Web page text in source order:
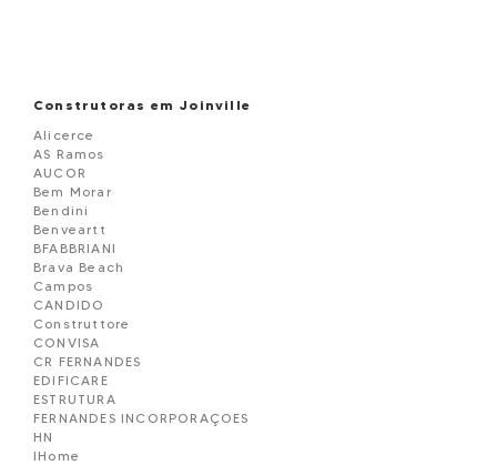
Construtoras em Joinville
Alicerce
AS Ramos
AUCOR
Bem Morar
Bendini
Benveartt
BFABBRIANI
Brava Beach
Campos
CANDIDO
Construttore
CONVISA
CR FERNANDES
EDIFICARE
ESTRUTURA
FERNANDES INCORPORAÇOES
HN
IHome